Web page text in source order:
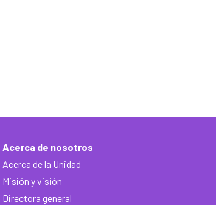
Acerca de nosotros
Acerca de la Unidad
Misión y visión
Directora general